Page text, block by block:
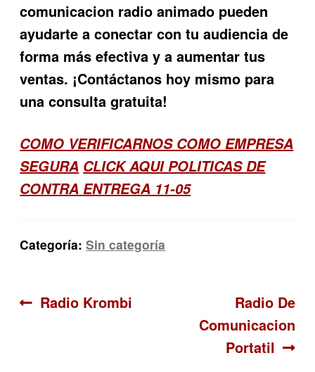
comunicacion radio animado pueden
ayudarte a conectar con tu audiencia de
forma más efectiva y a aumentar tus
ventas. ¡Contáctanos hoy mismo para
una consulta gratuita!
COMO VERIFICARNOS COMO EMPRESA
SEGURA CLICK AQUI POLITICAS DE
CONTRA ENTREGA 11-05
Categoría:Sin categoría
Navegación
Anterior:
Radio Krombi Siguiente:
Radio De
Comunicacion
Portatil